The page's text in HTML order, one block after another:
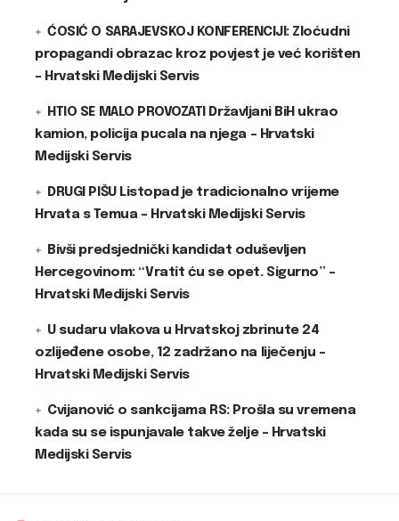
ĆOSIĆ O SARAJEVSKOJ KONFERENCIJI: Zloćudni
propagandi obrazac kroz povjest je već korišten
– Hrvatski Medijski Servis
HTIO SE MALO PROVOZATI Državljani BiH ukrao
kamion, policija pucala na njega – Hrvatski
Medijski Servis
DRUGI PIŠU Listopad je tradicionalno vrijeme
Hrvata s Temua – Hrvatski Medijski Servis
Bivši predsjednički kandidat oduševljen
Hercegovinom: “Vratit ću se opet. Sigurno” –
Hrvatski Medijski Servis
U sudaru vlakova u Hrvatskoj zbrinute 24
ozlijeđene osobe, 12 zadržano na liječenju –
Hrvatski Medijski Servis
Cvijanović o sankcijama RS: Prošla su vremena
kada su se ispunjavale takve želje – Hrvatski
Medijski Servis